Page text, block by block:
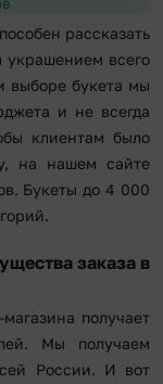
рассказать
украшением всего
выборе букета мы
и не всегда
клиентам было
на нашем сайте
Букеты до 4 000
заказа в
получает
Мы получаем
России. И вот